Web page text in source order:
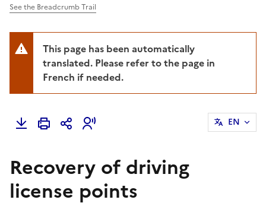
See the Breadcrumb Trail
This page has been automatically
translated. Please refer to the page in
French if needed.
EN
Recovery of driving
license points